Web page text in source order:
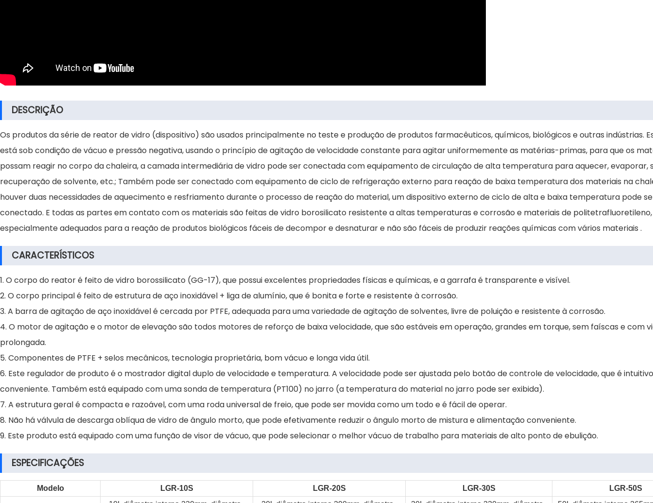
DESCRIÇÃO
Os produtos da série de reator de vidro (dispositivo) são usados principalmente no teste e produção de produtos farmacêuticos, químicos, biológicos e outras indústrias.
está sob condição de vácuo e pressão negativa, usando o princípio de agitação de velocidade constante para agitar uniformemente as matérias-primas, para que os
possam reagir no corpo da chaleira, a camada intermediária de vidro pode ser conectada com equipamento de circulação de alta temperatura para aquecer, evaporar,
recuperação de solvente, etc.; Também pode ser conectado com equipamento de ciclo de refrigeração externo para reação de baixa temperatura dos materiais na
houver duas necessidades de aquecimento e resfriamento durante o processo de reação do material, um dispositivo externo de ciclo de alta e baixa temperatura pode
conectado. E todas as partes em contato com os materiais são feitas de vidro borosilicato resistente a altas temperaturas e corrosão e materiais de politetrafluoretileno,
especialmente adequados para a reação de produtos biológicos fáceis de decompor e desnaturar e não são fáceis de produzir reações químicas com vários materiais .
CARACTERÍSTICOS
1. O corpo do reator é feito de vidro borossilicato (GG-17), que possui excelentes propriedades físicas e químicas, e a garrafa é transparente e visível.
2. O corpo principal é feito de estrutura de aço inoxidável + liga de alumínio, que é bonita e forte e resistente à corrosão.
3. A barra de agitação de aço inoxidável é cercada por PTFE, adequada para uma variedade de agitação de solventes, livre de poluição e resistente à corrosão.
4. O motor de agitação e o motor de elevação são todos motores de reforço de baixa velocidade, que são estáveis em operação, grandes em torque, sem faíscas e com
prolongada.
5. Componentes de PTFE + selos mecânicos, tecnologia proprietária, bom vácuo e longa vida útil.
6. Este regulador de produto é o mostrador digital duplo de velocidade e temperatura. A velocidade pode ser ajustada pelo botão de controle de velocidade, que é
conveniente. Também está equipado com uma sonda de temperatura (PT100) no jarro (a temperatura do material no jarro pode ser exibida).
7. A estrutura geral é compacta e razoável, com uma roda universal de freio, que pode ser movida como um todo e é fácil de operar.
8. Não há válvula de descarga oblíqua de vidro de ângulo morto, que pode efetivamente reduzir o ângulo morto de mistura e alimentação conveniente.
9. Este produto está equipado com uma função de visor de vácuo, que pode selecionar o melhor vácuo de trabalho para materiais de alto ponto de ebulição.
ESPECIFICAÇÕES
Modelo LGR-10S LGR-20S LGR-30S LGR-50S